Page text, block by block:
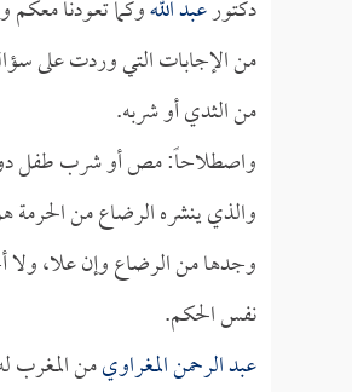
دكتورعبد اللهوكما تعودنا
من الإجابات التي وردت على
من الثدي أو شربه.
واصطلاحاً: مص أو شرب طفل دون
والذي ينشره الرضاع من الحرمة
وجدها من الرضاع وإن علا، ولا
نفس الحكم.
عبد الرحمن المغراويمن المغرب